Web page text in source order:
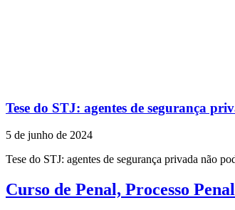
Tese do STJ: agentes de segurança
5 de junho de 2024
Tese do STJ: agentes de segurança privada não
Curso de Penal, Processo